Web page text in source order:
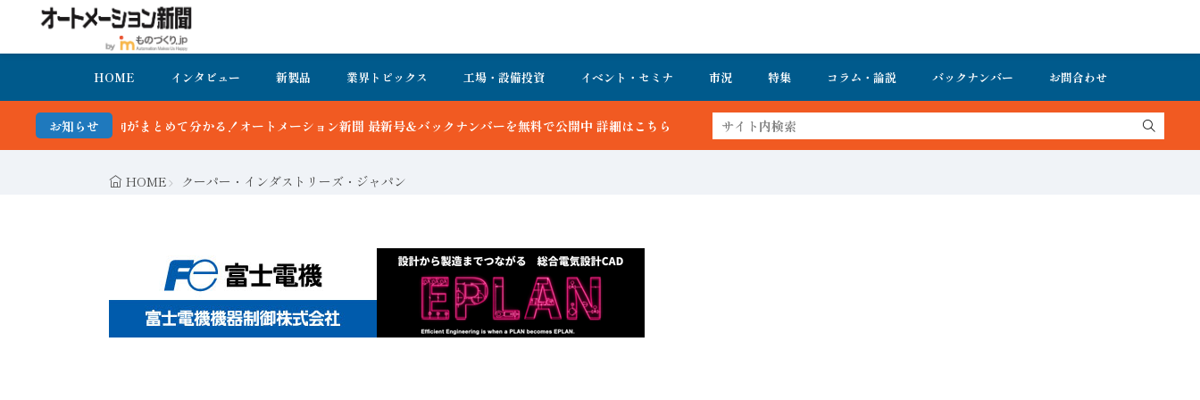
HOME インタビュー 新製品 業界トピックス 工場・設備投資 イベント・セミナ 市況 特集 コラム・論説 バックナンバー お問合わせ
お知らせ
て分かる！オートメーション新聞 最新号＆バックナンバーを無料で公開中 詳細はこちら
HOME クーパー・インダストリーズ・ジャパン